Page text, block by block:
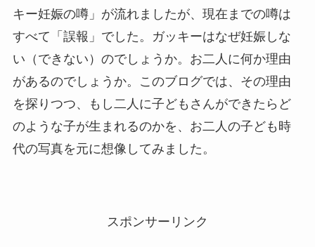
キー妊娠の噂」が流れましたが、現在までの噂は
すべて「誤報」でした。ガッキーはなぜ妊娠しな
い（できない）のでしょうか。お二人に何か理由
があるのでしょうか。このブログでは、その理由
を探りつつ、もし二人に子どもさんができたらど
のような子が生まれるのかを、お二人の子ども時
代の写真を元に想像してみました。
スポンサーリンク